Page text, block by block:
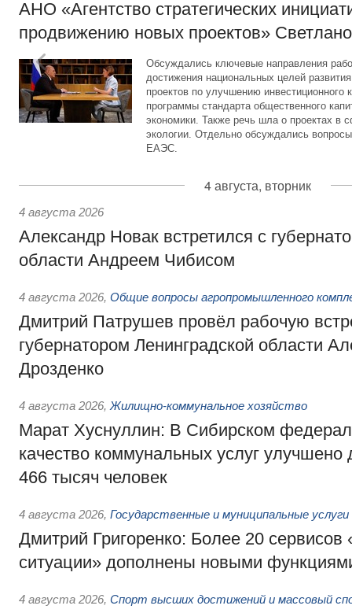
АНО «Агентство стратегических
продвижению новых проектов»
Обсуждались ключевые направления
достижения национальных целей
проектов по улучшению инвестиционного
программы стандарта общественного
экономики. Также речь шла о проектах в
экологии. Отдельно обсуждались
ЕАЭС.
4 августа, вторник
4 августа 2026
Александр Новак встретился с
области Андреем Чибисом
4 августа 2026, Общие вопросы агропромышленного
Дмитрий Патрушев провёл рабочую
губернатором Ленинградской области
Дрозденко
4 августа 2026, Жилищно-коммунальное хозяйство
Марат Хуснуллин: В Сибирском
качество коммунальных услуг
466 тысяч человек
4 августа 2026, Государственные и муниципальные услуги
Дмитрий Григоренко: Более 20 сервисов
ситуации» дополнены новыми
4 августа 2026, Спорт высших достижений и массовый